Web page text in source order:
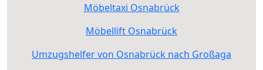
Möbeltaxi Osnabrück
Möbellift Osnabrück
Umzugshelfer von Osnabrück nach Großaga